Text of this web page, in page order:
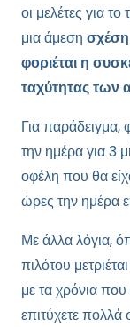
οι μελέτες για
μια άμεση
φοριέται η
ταχύτητας των
Για παράδειγμα,
την ημέρα για 3
οφέλη που θα
ώρες την ημέρα
Με άλλα λόγια,
πιλότου
με τα χρόνια που
επιτύχετε πολλά